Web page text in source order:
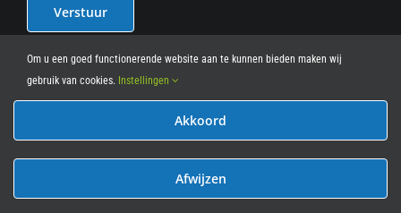
Verstuur
© 2012 - 2026• Leasy Bike • All Rights Reserved • powered
Om u een goed functionerende website aan te kunnen bieden maken wij
gebruik van cookies. Instellingen
Akkoord
Afwijzen